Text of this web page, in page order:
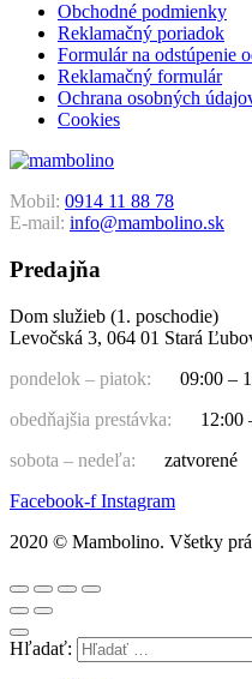
Obchodné podmienky
Reklamačný poriadok
Formulár na odstúpenie
Reklamačný formulár
Ochrana osobných
Cookies
Mobil: 0914 11 88 78
E-mail: info@mambolino.sk
Predajňa
Dom služieb (1. poschodie)
Levočská 3, 064 01 Stará
pondelok – piatok:
09:00 –
obedňajšia prestávka:
12:00
sobota – nedeľa:
zatvorené
Facebook-f Instagram
2020 © Mambolino. Všetky
Hľadať: